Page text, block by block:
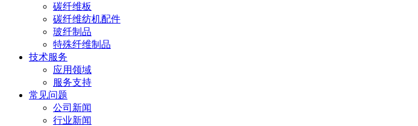
碳纤维板
碳纤维纺机配件
玻纤制品
特殊纤维制品
技术服务
应用领域
服务支持
常见问题
公司新闻
行业新闻